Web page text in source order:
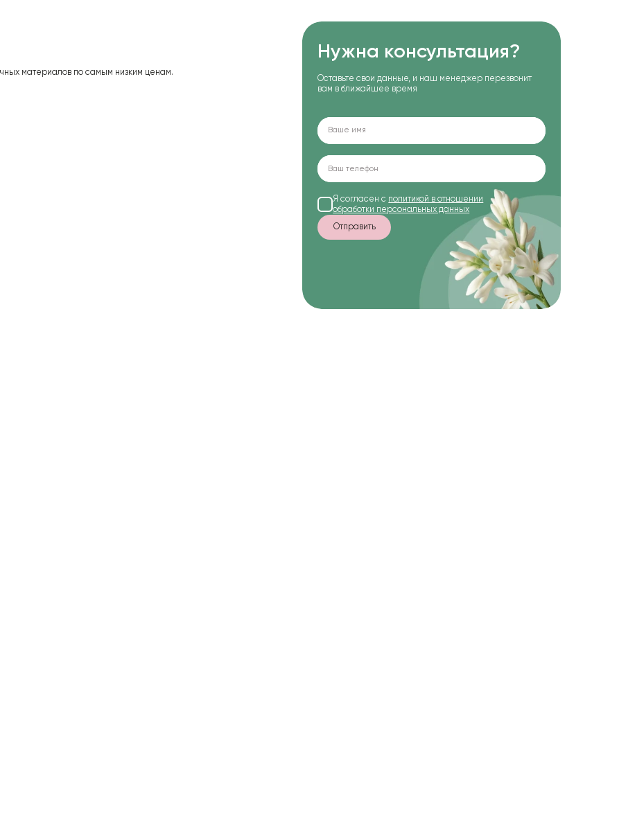
материалов по самым низким ценам.
Нужна консультация?
Оставьте свои данные, и наш менеджер перезвонит
вам в ближайшее время
Я согласен с политикой в отношении
обработки персональных данных
Отправить